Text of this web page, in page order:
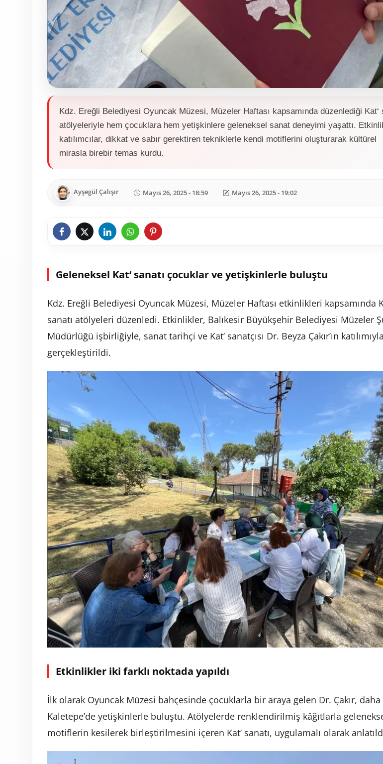
Kdz. Ereğli Belediyesi Oyuncak Müzesi, Müzeler Haftası kapsamında düzenlediği Kat‘
atölyeleriyle hem çocuklara hem yetişkinlere geleneksel sanat deneyimi yaşattı.
katılımcılar, dikkat ve sabır gerektiren tekniklerle kendi motiflerini oluşturarak kültürel
mirasla birebir temas kurdu.
Ayşegül Çalışır Mayıs 26, 2025 - 18:59 Mayıs 26, 2025 - 19:02
Geleneksel Kat‘ sanatı çocuklar ve yetişkinlerle buluştu
Kdz. Ereğli Belediyesi Oyuncak Müzesi, Müzeler Haftası etkinlikleri kapsamında
sanatı atölyeleri düzenledi. Etkinlikler, Balıkesir Büyükşehir Belediyesi Müzeler
Müdürlüğü işbirliğiyle, sanat tarihçi ve Kat‘ sanatçısı Dr. Beyza Çakır’ın katılımıyla
gerçekleştirildi.
Etkinlikler iki farklı noktada yapıldı
İlk olarak Oyuncak Müzesi bahçesinde çocuklarla bir araya gelen Dr. Çakır,
Kaletepe’de yetişkinlerle buluştu. Atölyelerde renklendirilmiş kâğıtlarla
motiflerin kesilerek birleştirilmesini içeren Kat‘ sanatı, uygulamalı olarak